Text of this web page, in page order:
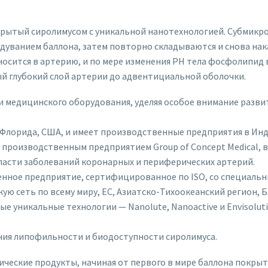
сиролимусом с уникальной нанотехнологией.
баллона, затем повторно складываются и снова
в артерию, и по мере изменения PH тела
глубокий слой артерии до адвентициальной оболочки.
оборудования, уделяя особое внимание
США, и имеет производственные предприятия в
предприятием Group of Concept Medical,
заболеваний коронарных и периферических артерий.
предприятие, сертифицированное по ISO, со
сеть по всему миру, ЕС, Азиатско-Тихоокеанский
уникальные технологии — Nanolute, Nanoactive и
липофильности и биодоступности сиролимуса.
продукты, начиная от первого в мире баллона